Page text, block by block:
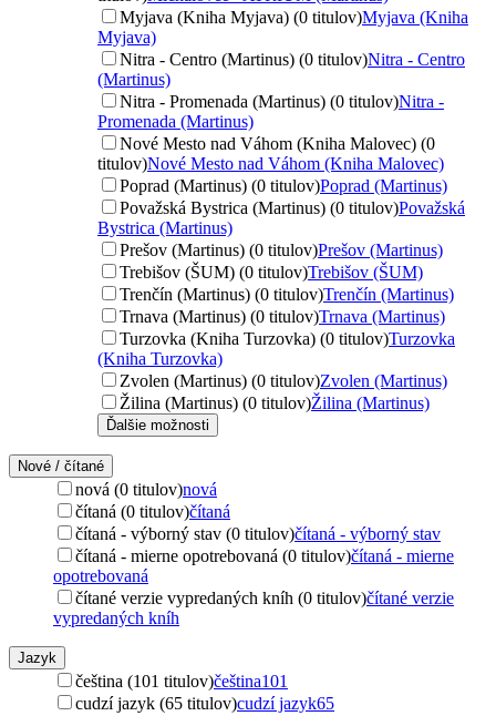
Myjava (Kniha Myjava) (0 titulov)Myjava (Kniha
Myjava)
Nitra - Centro (Martinus) (0 titulov)Nitra - Centro
(Martinus)
Nitra - Promenada (Martinus) (0 titulov)Nitra -
Promenada (Martinus)
Nové Mesto nad Váhom (Kniha Malovec) (0
titulov)Nové Mesto nad Váhom (Kniha Malovec)
Poprad (Martinus) (0 titulov)Poprad (Martinus)
Považská Bystrica (Martinus) (0 titulov)Považská
Bystrica (Martinus)
Prešov (Martinus) (0 titulov)Prešov (Martinus)
Trebišov (ŠUM) (0 titulov)Trebišov (ŠUM)
Trenčín (Martinus) (0 titulov)Trenčín (Martinus)
Trnava (Martinus) (0 titulov)Trnava (Martinus)
Turzovka (Kniha Turzovka) (0 titulov)Turzovka
(Kniha Turzovka)
Zvolen (Martinus) (0 titulov)Zvolen (Martinus)
Žilina (Martinus) (0 titulov)Žilina (Martinus)
Ďalšie možnosti
Nové / čítané
nová (0 titulov)nová
čítaná (0 titulov)čítaná
čítaná - výborný stav (0 titulov)čítaná - výborný stav
čítaná - mierne opotrebovaná (0 titulov)čítaná - mierne
opotrebovaná
čítané verzie vypredaných kníh (0 titulov)čítané verzie
vypredaných kníh
Jazyk
čeština (101 titulov)čeština101
cudzí jazyk (65 titulov)cudzí jazyk65